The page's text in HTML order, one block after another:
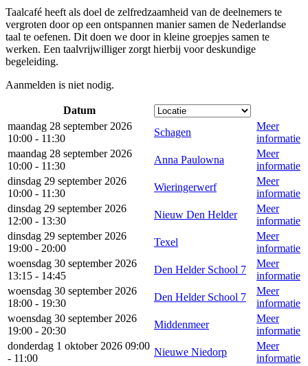
Taalcafé heeft als doel de zelfredzaamheid van de deelnemers te
vergroten door op een ontspannen manier samen de Nederlandse
taal te oefenen. Dit doen we door in kleine groepjes samen te
werken. Een taalvrijwilliger zorgt hierbij voor deskundige
begeleiding.
Aanmelden is niet nodig.
Datum
maandag 28 september 2026
10:00 - 11:30
Schagen
Meer
informatie
maandag 28 september 2026
10:00 - 11:30
Anna Paulowna
Meer
informatie
dinsdag 29 september 2026
10:00 - 11:30
Wieringerwerf
Meer
informatie
dinsdag 29 september 2026
12:00 - 13:30
Nieuw Den Helder
Meer
informatie
dinsdag 29 september 2026
19:00 - 20:00
Texel
Meer
informatie
woensdag 30 september 2026
13:15 - 14:45
Den Helder School 7
Meer
informatie
woensdag 30 september 2026
18:00 - 19:30
Den Helder School 7
Meer
informatie
woensdag 30 september 2026
19:00 - 20:30
Middenmeer
Meer
informatie
donderdag 1 oktober 2026 09:00
- 11:00
Nieuwe Niedorp
Meer
informatie